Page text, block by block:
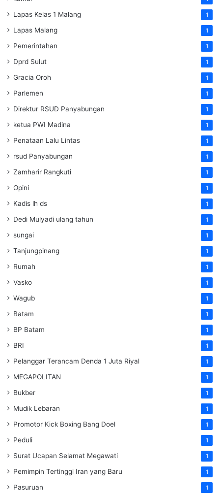
Lapas Kelas 1 Malang 1
Lapas Malang 1
Pemerintahan 1
Dprd Sulut 1
Gracia Oroh 1
Parlemen 1
Direktur RSUD Panyabungan 1
ketua PWI Madina 1
Penataan Lalu Lintas 1
rsud Panyabungan 1
Zamharir Rangkuti 1
Opini 1
Kadis lh ds 1
Dedi Mulyadi ulang tahun 1
sungai 1
Tanjungpinang 1
Rumah 1
Vasko 1
Wagub 1
Batam 1
BP Batam 1
BRI 1
Pelanggar Terancam Denda 1 Juta Riyal 1
MEGAPOLITAN 1
Bukber 1
Mudik Lebaran 1
Promotor Kick Boxing Bang Doel 1
Peduli 1
Surat Ucapan Selamat Megawati 1
Pemimpin Tertinggi Iran yang Baru 1
Pasuruan 1